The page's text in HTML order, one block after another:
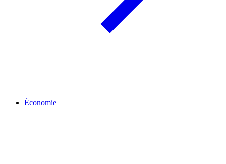
Économie